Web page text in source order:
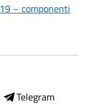
– componenti
Telegram